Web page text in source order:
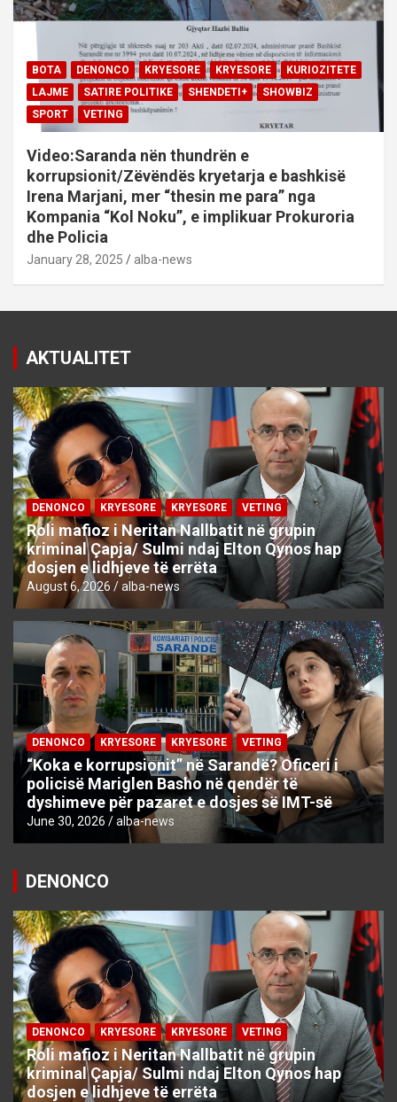
BOTA DENONCO KRYESORE KRYESORE
KURIOZITETE
LAJME
SATIRE POLITIKE SHENDETI+
SHOWBIZ
SPORT
VETING
Video:Saranda nën thundrën e
korrupsionit/Zëvëndës kryetarja e bashkisë
Irena Marjani, mer “thesin me para” nga
Kompania “Kol Noku”, e implikuar Prokuroria
dhe Policia
January 28, 2025 alba-news
AKTUALITET
DENONCO KRYESORE KRYESORE VETING
Roli mafioz i Neritan Nallbatit në grupin
kriminal Çapja/ Sulmi ndaj Elton Qynos hap
dosjen e lidhjeve të errëta
August 6, 2026 alba-news
DENONCO KRYESORE KRYESORE VETING
“Koka e korrupsionit” në Sarandë? Oficeri i
policisë Mariglen Basho në qendër të
dyshimeve për pazaret e dosjes së IMT-së
June 30, 2026 alba-news
DENONCO
DENONCO KRYESORE KRYESORE VETING
Roli mafioz i Neritan Nallbatit në grupin
kriminal Çapja/ Sulmi ndaj Elton Qynos hap
dosjen e lidhjeve të errëta